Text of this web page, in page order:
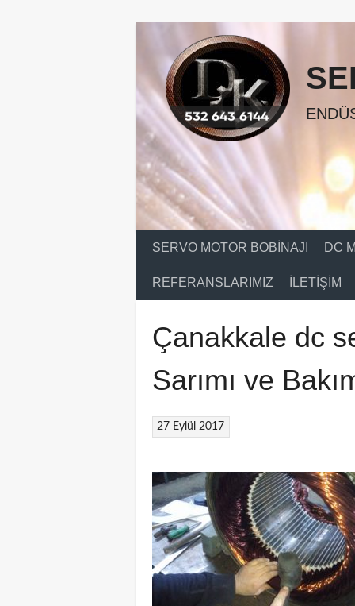
SERVO MOTOR BOBINAJI DC
REFERANSLARIMIZ İLETIŞIM
Çanakkale dc
Sarımı ve
27 Eylül 2017